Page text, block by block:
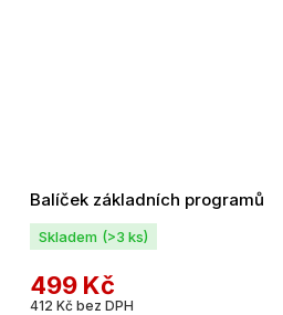
Balíček základních programů
Skladem (>3 ks)
412 Kč bez DPH
499 Kč